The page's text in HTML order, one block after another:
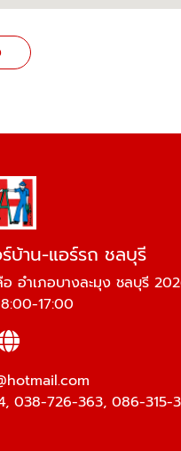
ร์บ้าน-แอร์รถ ชลบุรี
อำเภอบางละมุง ชลบุรี
17:00
, 038-726-363, 086-315-